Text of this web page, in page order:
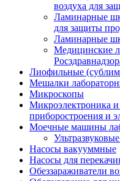
воздуха для
Ламинарные
для защиты
Ламинарные
Медицинские
Лиофильные
Мешалки
Микроскопы
Микроэлектроника
приборостроения и
Моечные машины
Насосы вакууммные
Насосы для
Обеззараживатели